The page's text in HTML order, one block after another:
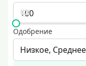
Одобрение
Низкое,